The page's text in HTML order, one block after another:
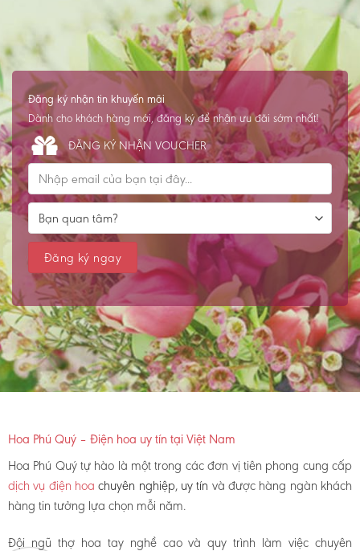
Đăng ký nhận tin khuyến mãi
Dành cho khách hàng mới, đăng ký để nhận ưu đãi sớm nhất!
ĐĂNG KÝ NHẬN VOUCHER
Hoa Phú Quý – Điện hoa uy tín tại Việt Nam
Hoa Phú Quý tự hào là một trong các đơn vị tiên phong cung cấp
dịch vụ điện hoachuyên nghiệp, uy tín và được hàng ngàn khách
hàng tin tưởng lựa chọn mỗi năm.
Đội ngũ thợ hoa tay nghề cao và quy trình làm việc chuyên